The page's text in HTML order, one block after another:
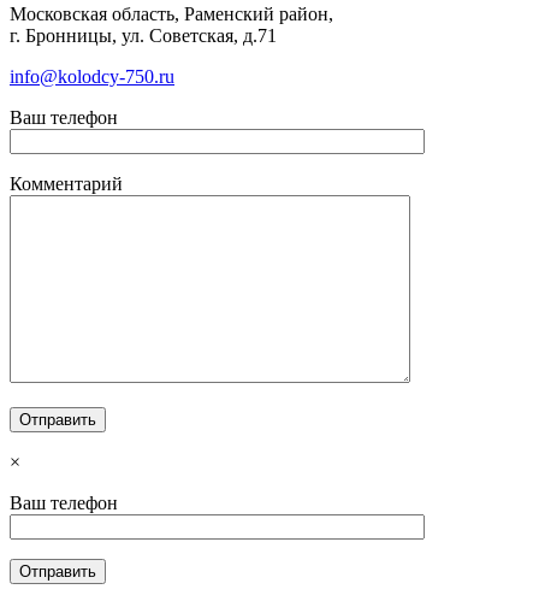
Московская область, Раменский район,
г. Бронницы, ул. Советская, д.71
info@kolodcy-750.ru
Ваш телефон
Комментарий
×
Ваш телефон